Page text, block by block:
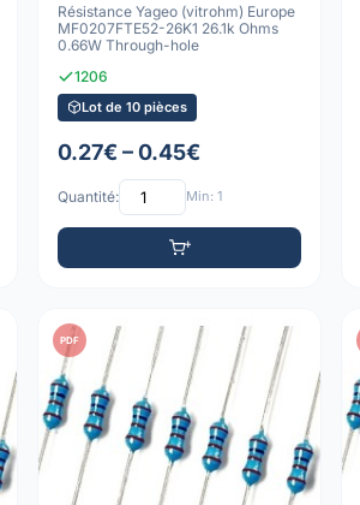
Résistance Yageo (vitrohm) Europe
MF0207FTE52-26K1 26.1k Ohms
0.66W Through-hole
1206
Lot de 10 pièces
0.27€ – 0.45€
Quantité: Min: 1
PDF